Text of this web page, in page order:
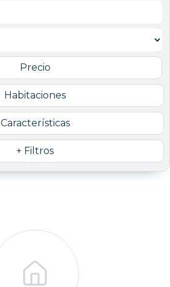
Precio
Habitaciones
Características
+ Filtros